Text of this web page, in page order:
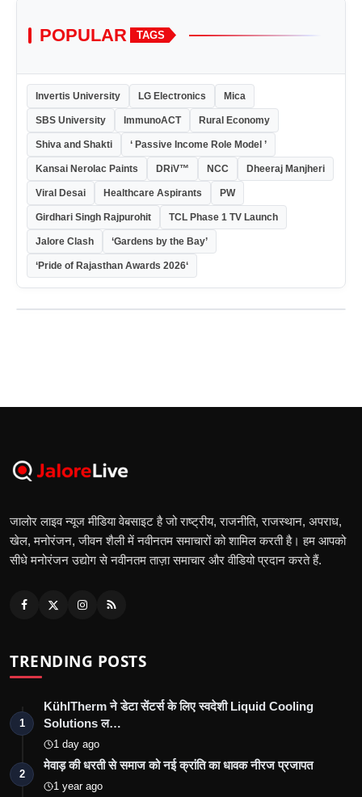
POPULAR TAGS
Invertis University LG Electronics Mica
SBS University ImmunoACT Rural Economy
Shiva and Shakti ‘ Passive Income Role Model ’
Kansai Nerolac Paints DRiV™ NCC Dheeraj Manjheri
Viral Desai Healthcare Aspirants PW
Girdhari Singh Rajpurohit TCL Phase 1 TV Launch
Jalore Clash ‘Gardens by the Bay’
‘Pride of Rajasthan Awards 2026‘
जालोर लाइव न्यूज मीडिया वेबसाइट है जो राष्ट्रीय, राजनीति, राजस्थान, अपराध,
खेल, मनोरंजन, जीवन शैली में नवीनतम समाचारों को शामिल करती है। हम आपको
सीधे मनोरंजन उद्योग से नवीनतम ताज़ा समाचार और वीडियो प्रदान करते हैं.
TRENDING POSTS
1
KühlTherm ने डेटा सेंटर्स के लिए स्वदेशी Liquid Cooling
Solutions ल…
1 day ago
2
मेवाड़ की धरती से समाज को नई क्रांति का धावक नीरज प्रजापत
1 year ago